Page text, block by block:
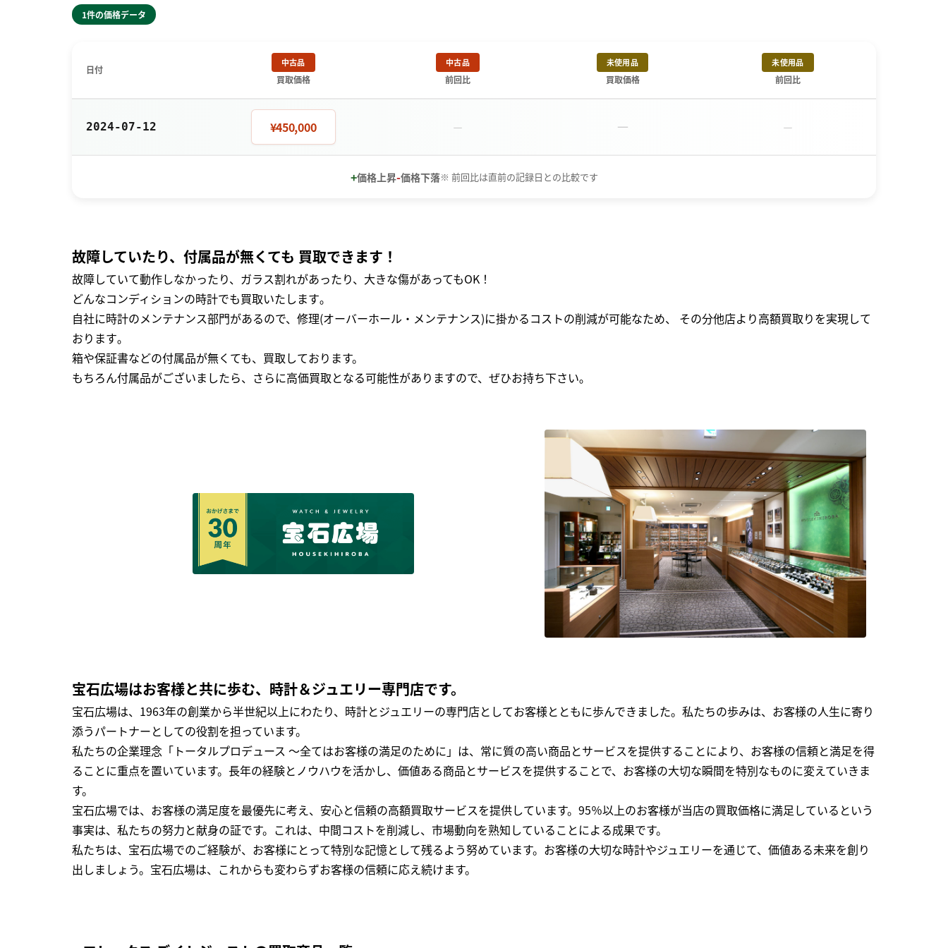
1件の価格データ
日付
中古品
買取価格
中古品
前回比
未使用品
買取価格
未使用品
前回比
2024-07-12 ¥450,000 － － －
+価格上昇-価格下落※ 前回比は直前の記録日との比較です
故障していたり、付属品が無くても 買取できます！
故障していて動作しなかったり、ガラス割れがあったり、大きな傷があってもOK！
どんなコンディションの時計でも買取いたします｡
自社に時計のメンテナンス部門があるので、修理(オーバーホール・メンテナンス)に掛かるコストの削減が可能なため、 その分他店より高額買取りを実現して
おります｡
箱や保証書などの付属品が無くても、買取しております。
もちろん付属品がございましたら、さらに高価買取となる可能性がありますので、ぜひお持ち下さい｡
宝石広場はお客様と共に歩む、時計＆ジュエリー専門店です。
宝石広場は、1963年の創業から半世紀以上にわたり、時計とジュエリーの専門店としてお客様とともに歩んできました。私たちの歩みは、お客様の人生に寄り
添うパートナーとしての役割を担っています。
私たちの企業理念「トータルプロデュース ～全てはお客様の満足のために」は、常に質の高い商品とサービスを提供することにより、お客様の信頼と満足を得
ることに重点を置いています。長年の経験とノウハウを活かし、価値ある商品とサービスを提供することで、お客様の大切な瞬間を特別なものに変えていきま
す。
宝石広場では、お客様の満足度を最優先に考え、安心と信頼の高額買取サービスを提供しています。95％以上のお客様が当店の買取価格に満足しているという
事実は、私たちの努力と献身の証です。これは、中間コストを削減し、市場動向を熟知していることによる成果です。
私たちは、宝石広場でのご経験が、お客様にとって特別な記憶として残るよう努めています。お客様の大切な時計やジュエリーを通じて、価値ある未来を創り
出しましょう。宝石広場は、これからも変わらずお客様の信頼に応え続けます。